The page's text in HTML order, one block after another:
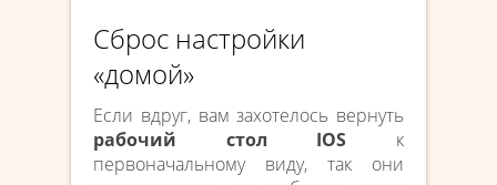
Сброс настройки
«домой»
Если вдруг, вам захотелось вернуть
рабочий стол IOS к
первоначальному виду, так они